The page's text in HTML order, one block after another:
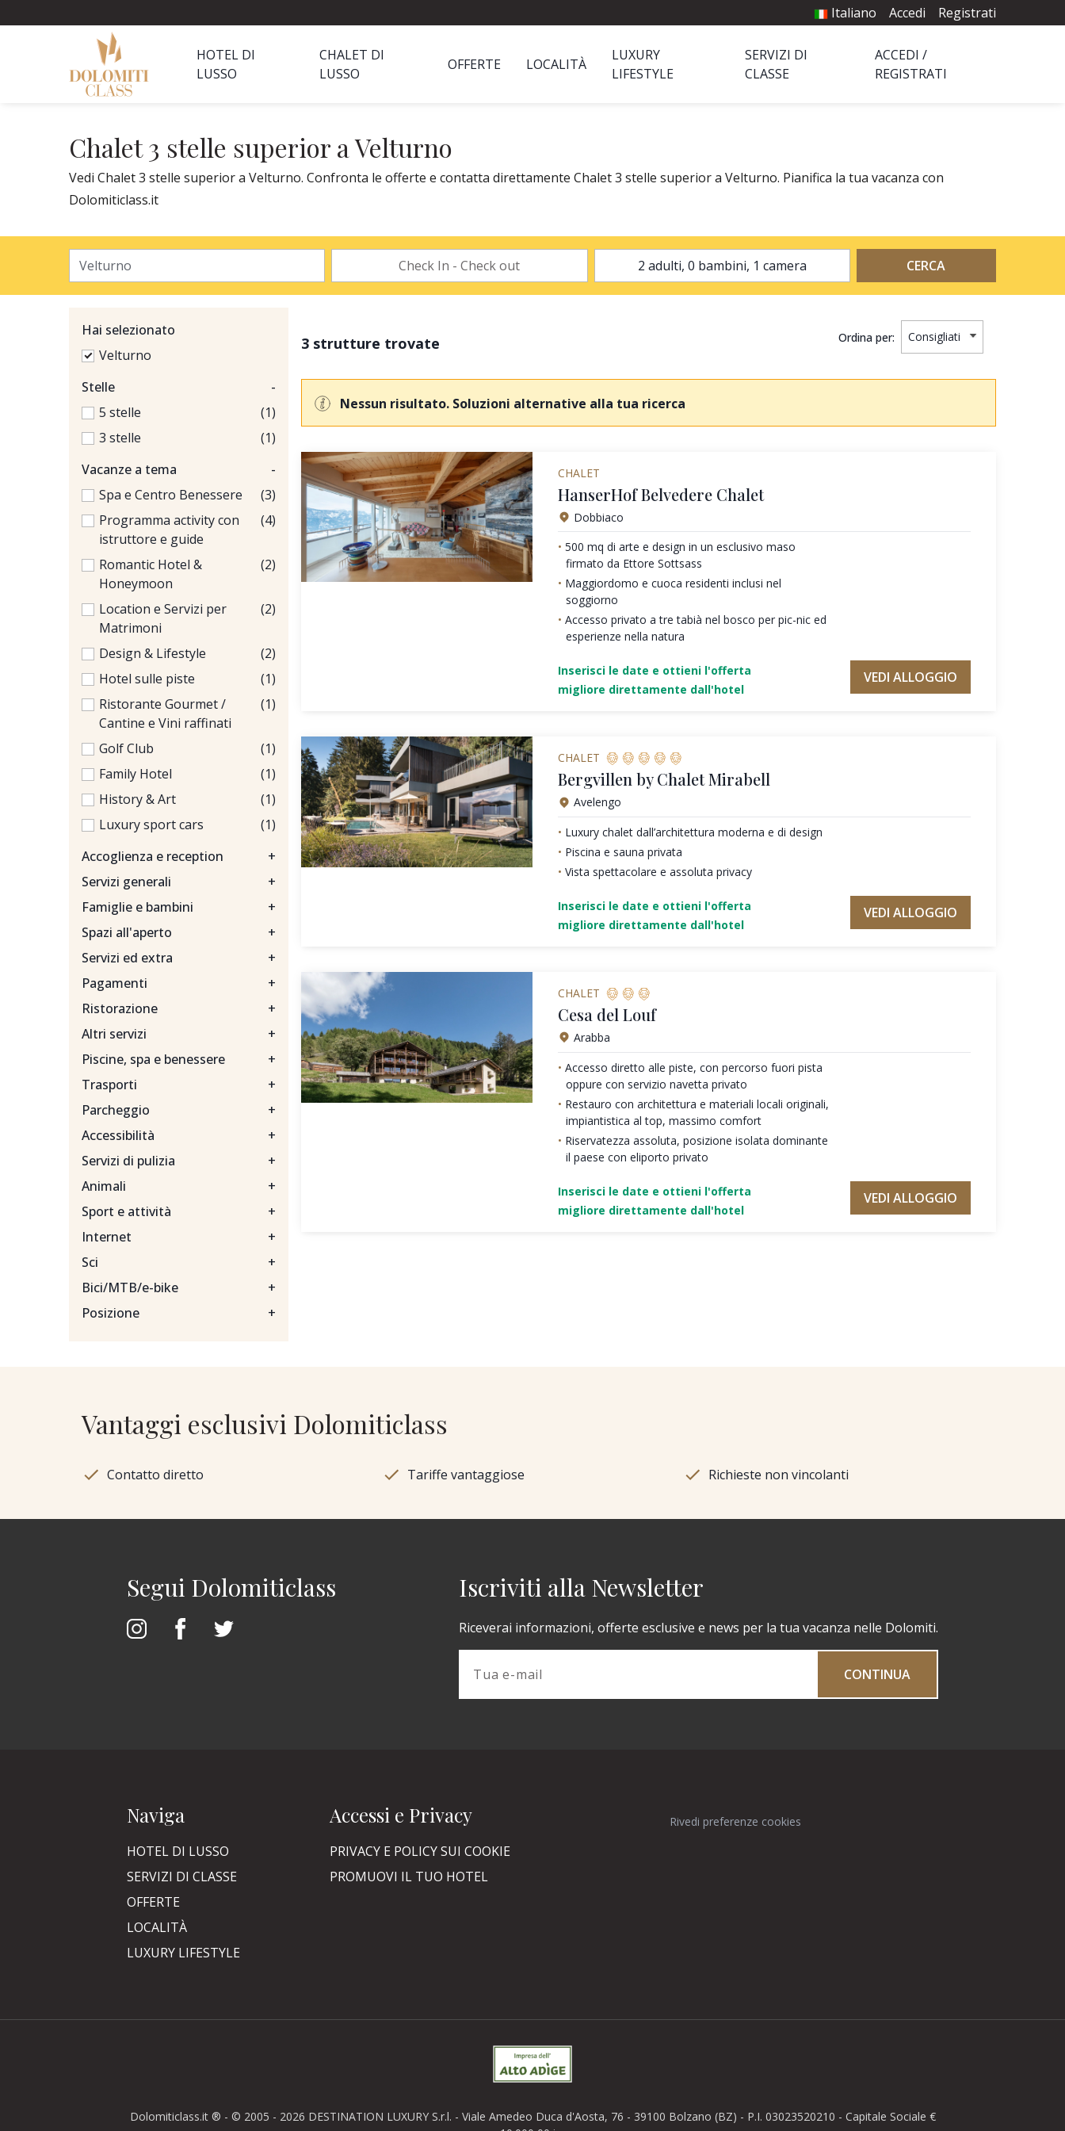
Italiano Accedi Registrati
HOTEL DI
LUSSO
CHALET DI
LUSSO
OFFERTE LOCALITÀ
LUXURY
LIFESTYLE
SERVIZI DI
CLASSE
ACCEDI /
REGISTRATI
Chalet 3 stelle superior a Velturno
Vedi Chalet 3 stelle superior a Velturno. Confronta le offerte e contatta direttamente Chalet 3 stelle superior a Velturno. Pianifica la tua vacanza con
Dolomiticlass.it
2 adulti, 0 bambini, 1 camera CERCA
Hai selezionato
Velturno
Stelle
-
5 stelle
(1)
3 stelle
(1)
Vacanze a tema
-
Spa e Centro Benessere
(3)
Programma activity con
istruttore e guide
(4)
Romantic Hotel &
Honeymoon
(2)
Location e Servizi per
Matrimoni
(2)
Design & Lifestyle
(2)
Hotel sulle piste
(1)
Ristorante Gourmet /
Cantine e Vini raffinati
(1)
Golf Club
(1)
Family Hotel
(1)
History & Art
(1)
Luxury sport cars
(1)
Accoglienza e reception
+
Servizi generali
+
Famiglie e bambini
+
Spazi all'aperto
+
Servizi ed extra
+
Pagamenti
+
Ristorazione
+
Altri servizi
+
Piscine, spa e benessere
+
Trasporti
+
Parcheggio
+
Accessibilità
+
Servizi di pulizia
+
Animali
+
Sport e attività
+
Internet
+
Sci
+
Bici/MTB/e-bike
+
Posizione
+
3 strutture trovate Ordina per:
Nessun risultato. Soluzioni alternative alla tua ricerca
CHALET
HanserHof Belvedere Chalet
Dobbiaco
500 mq di arte e design in un esclusivo maso
firmato da Ettore Sottsass
Maggiordomo e cuoca residenti inclusi nel
soggiorno
Accesso privato a tre tabià nel bosco per pic-nic ed
esperienze nella natura
Inserisci le date e ottieni l'offerta
migliore direttamente dall'hotel
VEDI ALLOGGIO
CHALET
Bergvillen by Chalet Mirabell
Avelengo
Luxury chalet dall’architettura moderna e di design
Piscina e sauna privata
Vista spettacolare e assoluta privacy
Inserisci le date e ottieni l'offerta
migliore direttamente dall'hotel
VEDI ALLOGGIO
CHALET
Cesa del Louf
Arabba
Accesso diretto alle piste, con percorso fuori pista
oppure con servizio navetta privato
Restauro con architettura e materiali locali originali,
impiantistica al top, massimo comfort
Riservatezza assoluta, posizione isolata dominante
il paese con eliporto privato
Inserisci le date e ottieni l'offerta
migliore direttamente dall'hotel
VEDI ALLOGGIO
Vantaggi esclusivi Dolomiticlass
Contatto diretto Tariffe vantaggiose Richieste non vincolanti
Segui Dolomiticlass Iscriviti alla Newsletter
Riceverai informazioni, offerte esclusive e news per la tua vacanza nelle Dolomiti.
CONTINUA
Naviga
HOTEL DI LUSSO
SERVIZI DI CLASSE
OFFERTE
LOCALITÀ
LUXURY LIFESTYLE
Accessi e Privacy
PRIVACY E POLICY SUI COOKIE
PROMUOVI IL TUO HOTEL
Rivedi preferenze cookies
Dolomiticlass.it ® - © 2005 - 2026 DESTINATION LUXURY S.r.l. - Viale Amedeo Duca d'Aosta, 76 - 39100 Bolzano (BZ) - P.I. 03023520210 - Capitale Sociale €